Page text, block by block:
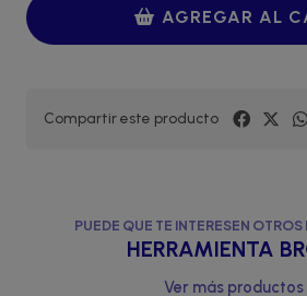
AGREGAR AL
Compartir este producto
PUEDE QUE TE INTERESEN
HERRAMIENTA
Ver más productos